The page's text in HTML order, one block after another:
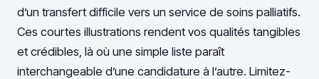
d’un transfert difficile vers un service de soins palliatifs.
Ces courtes illustrations rendent vos qualités tangibles
et crédibles, là où une simple liste paraît
interchangeable d’une candidature à l’autre. Limitez-